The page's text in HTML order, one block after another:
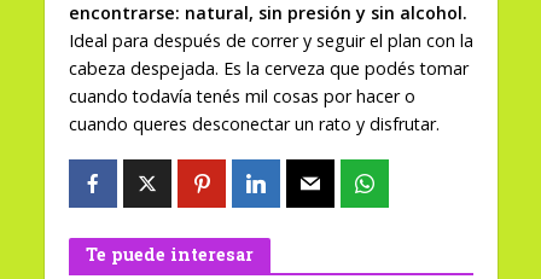
encontrarse: natural, sin presión y sin alcohol.
Ideal para después de correr y seguir el plan con la
cabeza despejada. Es la cerveza que podés tomar
cuando todavía tenés mil cosas por hacer o
cuando queres desconectar un rato y disfrutar.
Te puede interesar